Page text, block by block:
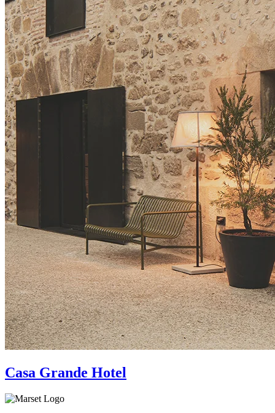
Casa Grande Hotel